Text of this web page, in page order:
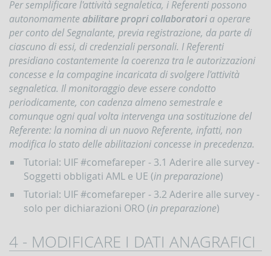
Per semplificare l'attività segnaletica, i Referenti possono
autonomamente abilitare propri collaboratoria operare
per conto del Segnalante, previa registrazione, da parte di
ciascuno di essi, di credenziali personali. I Referenti
presidiano costantemente la coerenza tra le autorizzazioni
concesse e la compagine incaricata di svolgere l'attività
segnaletica. Il monitoraggio deve essere condotto
periodicamente, con cadenza almeno semestrale e
comunque ogni qual volta intervenga una sostituzione del
Referente: la nomina di un nuovo Referente, infatti, non
modifica lo stato delle abilitazioni concesse in precedenza.
Tutorial: UIF #comefareper - 3.1 Aderire alle survey -
Soggetti obbligati AML e UE (in preparazione)
Tutorial: UIF #comefareper - 3.2 Aderire alle survey -
solo per dichiarazioni ORO (in preparazione)
4 - MODIFICARE I DATI ANAGRAFICI